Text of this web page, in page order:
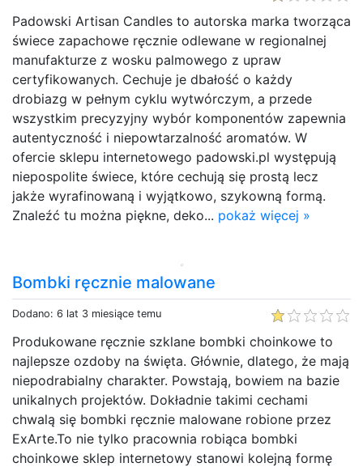
Padowski Artisan Candles to autorska marka tworząca
świece zapachowe ręcznie odlewane w regionalnej
manufakturze z wosku palmowego z upraw
certyfikowanych. Cechuje je dbałość o każdy
drobiazg w pełnym cyklu wytwórczym, a przede
wszystkim precyzyjny wybór komponentów zapewnia
autentyczność i niepowtarzalność aromatów. W
ofercie sklepu internetowego padowski.pl występują
niepospolite świece, które cechują się prostą lecz
jakże wyrafinowaną i wyjątkowo, szykowną formą.
Znaleźć tu można piękne, deko... pokaż więcej »
Bombki ręcznie malowane
Dodano: 6 lat 3 miesiące temu
Produkowane ręcznie szklane bombki choinkowe to
najlepsze ozdoby na święta. Głównie, dlatego, że mają
niepodrabialny charakter. Powstają, bowiem na bazie
unikalnych projektów. Dokładnie takimi cechami
chwalą się bombki ręcznie malowane robione przez
ExArte.To nie tylko pracownia robiąca bombki
choinkowe sklep internetowy stanowi kolejną formę